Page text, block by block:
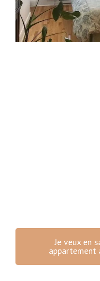
Je veux en
appartement